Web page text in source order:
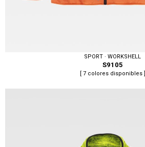
SPORT · WORKSHELL
S9105
[ 7 colores disponibles ]